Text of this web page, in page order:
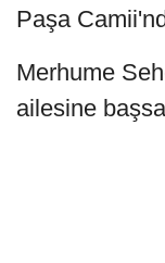
Paşa
Merhume
ailesine